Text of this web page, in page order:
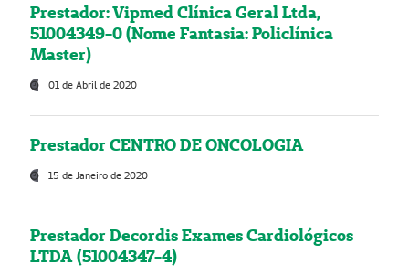
Prestador: Vipmed Clínica Geral Ltda,
51004349-0 (Nome Fantasia: Policlínica
Master)
01 de Abril de 2020
Prestador CENTRO DE ONCOLOGIA
15 de Janeiro de 2020
Prestador Decordis Exames Cardiológicos
LTDA (51004347-4)